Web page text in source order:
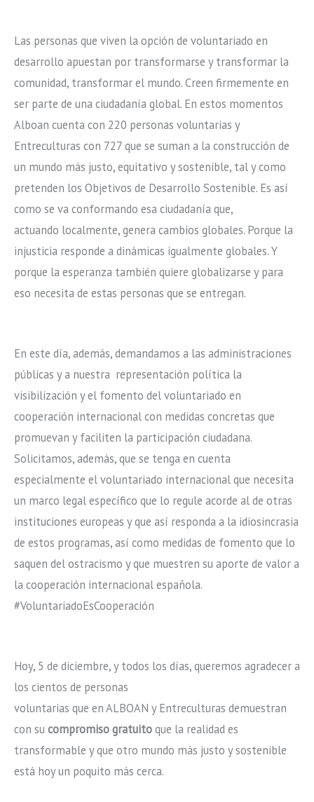
Las personas que viven la opción de voluntariado en
desarrollo apuestan por transformarse y transformar la
comunidad, transformar el mundo. Creen firmemente en
ser parte de una ciudadanía global. En estos momentos
Alboan cuenta con 220 personas voluntarias y
Entreculturas con 727 que se suman a la construcción de
un mundo más justo, equitativo y sostenible, tal y como
pretenden los Objetivos de Desarrollo Sostenible. Es así
como se va conformando esa ciudadanía que,
actuando localmente, genera cambios globales. Porque la
injusticia responde a dinámicas igualmente globales. Y
porque la esperanza también quiere globalizarse y para
eso necesita de estas personas que se entregan.
En este día, además, demandamos a las administraciones
públicas y a nuestra representación política la
visibilización y el fomento del voluntariado en
cooperación internacional con medidas concretas que
promuevan y faciliten la participación ciudadana.
Solicitamos, además, que se tenga en cuenta
especialmente el voluntariado internacional que necesita
un marco legal específico que lo regule acorde al de otras
instituciones europeas y que así responda a la idiosincrasia
de estos programas, así como medidas de fomento que lo
saquen del ostracismo y que muestren su aporte de valor a
la cooperación internacional española.
#VoluntariadoEsCooperación
Hoy, 5 de diciembre, y todos los días, queremos agradecer a
los cientos de personas
voluntarias que en ALBOAN y Entreculturas demuestran
con su compromiso gratuitoque la realidad es
transformable y que otro mundo más justo y sostenible
está hoy un poquito más cerca.